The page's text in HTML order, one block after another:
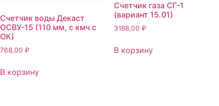
Счетчик воды Декаст
ОСВУ-15 (110 мм, с кмч с
ОК)
768,00 ₽
В корзину
Счетчик газа СГ-1
(вариант 15.01)
3188,00 ₽
В корзину